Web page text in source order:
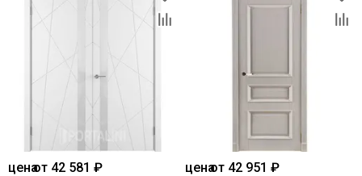
ценаот 42 581 ₽ ценаот 42 951 ₽